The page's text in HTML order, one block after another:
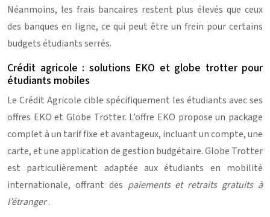
Néanmoins, les frais bancaires restent plus élevés que ceux
des banques en ligne, ce qui peut être un frein pour certains
budgets étudiants serrés.
Crédit agricole : solutions EKO et globe trotter pour
étudiants mobiles
Le Crédit Agricole cible spécifiquement les étudiants avec ses
offres EKO et Globe Trotter. L’offre EKO propose un package
complet à un tarif fixe et avantageux, incluant un compte, une
carte, et une application de gestion budgétaire. Globe Trotter
est particulièrement adaptée aux étudiants en mobilité
internationale, offrant des paiements et retraits gratuits à
l’étranger.